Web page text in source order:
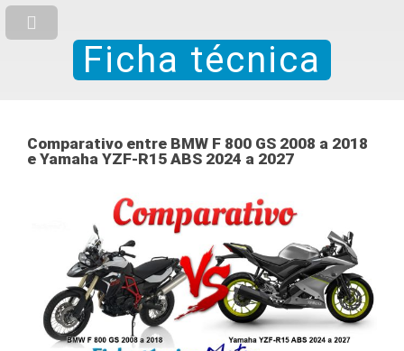
Ficha técnica
Comparativo entre BMW F 800 GS 2008 a 2018
e Yamaha YZF-R15 ABS 2024 a 2027